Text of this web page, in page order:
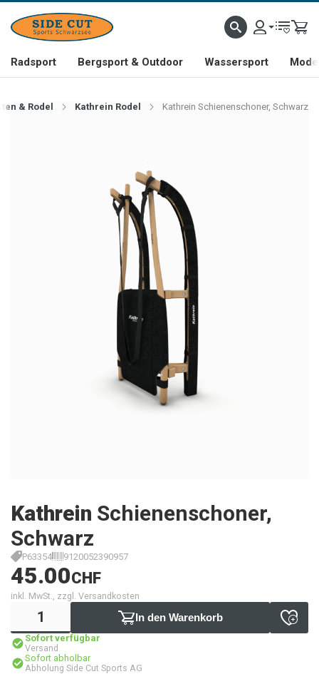
Radsport Bergsport & Outdoor Wassersport
& Rodel Kathrein Rodel Kathrein Schienenschoner, Schwarz
Kathrein Schienenschoner,
Schwarz
P63354 9120052390957
45.00CHF
inkl. MwSt., zzgl. Versandkosten
In den Warenkorb
Sofort verfügbar
Versand
Sofort abholbar
Abholung Side Cut Sports AG